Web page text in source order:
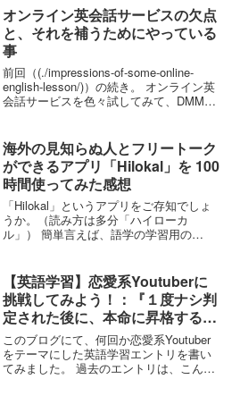
できる人いないかな。」と検索をかけて
みると、１人だけ見つか...
オンライン英会話サービスの欠点
と、それを補うためにやっている
事
前回（(./impressions-of-some-online-
english-lesson/)）の続き。 オンライン英
会話サービスを色々試してみて、DMM英
が自分...
海外の見知らぬ人とフリートーク
ができるアプリ「Hilokal」を 100
時間使ってみた感想
「Hilokal」というアプリをご存知でしょ
うか。（読み方は多分「ハイローカ
ル」） 簡単言えば、語学の学習用の
英語のみならず様々な言語で見知らぬ人
たちと会話...
【英語学習】恋愛系Youtuberに
挑戦してみよう！：『１度ナシ判
定された後に、本命に昇格する方
法とは！？』
このブログにて、何回か恋愛系Youtuber
をテーマにした英語学習エントリを書い
てみました。 過去のエントリは、こんな